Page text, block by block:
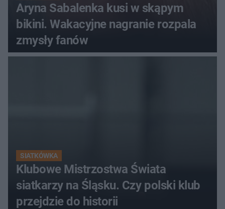
Aryna Sabalenka kusi w skąpym
bikini. Wakacyjne nagranie rozpala
zmysły fanów
SIATKÓWKA
Klubowe Mistrzostwa Świata
siatkarzy na Śląsku. Czy polski klub
przejdzie do historii